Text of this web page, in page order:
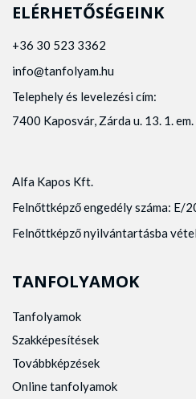
ELÉRHETŐSÉGEINK
+36 30 523 3362
info@tanfolyam.hu
Telephely és levelezési cím:
7400 Kaposvár, Zárda u. 13. 1. em.
Alfa Kapos Kft.
Felnőttképző engedély száma: E/
Felnőttképző nyilvántartásba
TANFOLYAMOK
Tanfolyamok
Szakképesítések
Továbbképzések
Online tanfolyamok